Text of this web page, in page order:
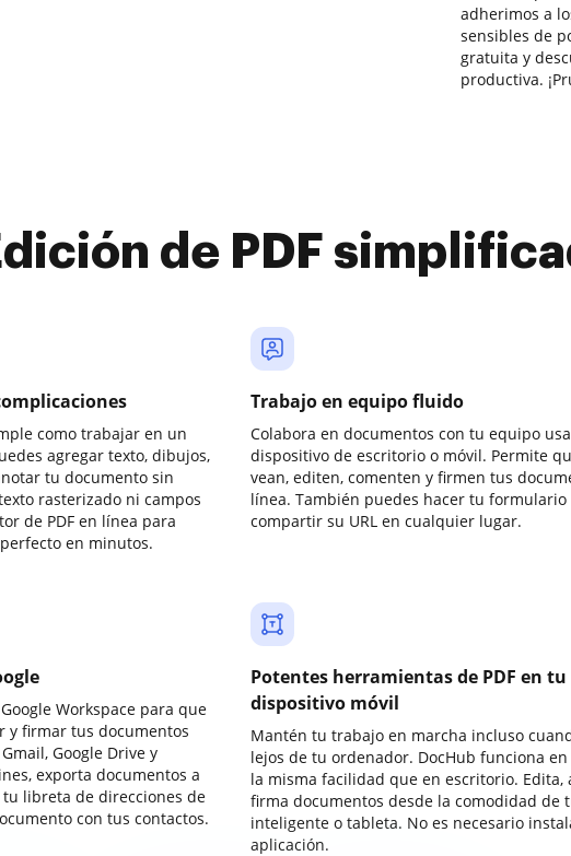
adherimos a
sensibles de
gratuita y
productiva.
de PDF
como trabajar en un
agregar texto, dibujos,
tu documento sin
rasterizado ni campos
de PDF en línea para
en minutos.
Trabajo en equipo fluido
Colabora en documentos con tu equipo
dispositivo de escritorio o móvil. Permite
vean, editen, comenten y firmen tus
línea. También puedes hacer tu
compartir su URL en cualquier lugar.
Workspace para que
y firmar tus documentos
Google Drive y
exporta documentos a
libreta de direcciones de
con tus contactos.
Potentes herramientas de PDF en tu
dispositivo móvil
Mantén tu trabajo en marcha incluso
lejos de tu ordenador. DocHub funciona
la misma facilidad que en escritorio. Edita,
firma documentos desde la comodidad de
inteligente o tableta. No es necesario
aplicación.